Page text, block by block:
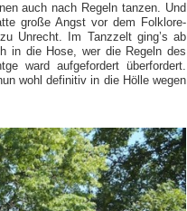
auch nach Regeln tanzen. Und
große Angst vor dem Folklore-
Unrecht. Im Tanzzelt ging’s ab
in die Hose, wer die Regeln des
ward aufgefordert überfordert.
wohl definitiv in die Hölle wegen